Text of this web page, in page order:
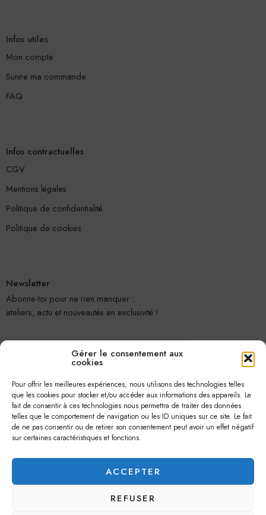
Gérer le consentement aux
cookies
Pour offrir les meilleures expériences, nous utilisons des technologies telles
que les cookies pour stocker et/ou accéder aux informations des appareils. Le
fait de consentir à ces technologies nous permettra de traiter des données
telles que le comportement de navigation ou les ID uniques sur ce site. Le fait
de ne pas consentir ou de retirer son consentement peut avoir un effet négatif
sur certaines caractéristiques et fonctions.
ACCEPTER
REFUSER
Infos utiles
Mon compte
Suivre ma commande
FAQ
Infos contractuelles
CGV
Mentions légales
Politique de confidentialité
Politique de cookies
Newsletter
Abonne-toi pour ne rien manquer :
ateliers, actu et nouveautés en exclusivité !
Je m'abonne